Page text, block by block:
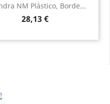
NM Plástico, Borde...
Precio
28,13 €
Vista rápida